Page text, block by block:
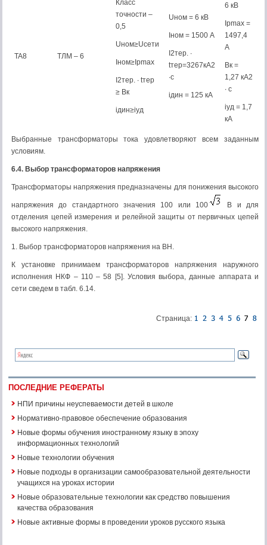
TA8 ТЛМ – 6
Класс
точности –
0,5
Uном≥Uсети
Iном≥Iрmax
I2тер. ∙ tтер
≥ Bк
iдин≥iуд
Uном = 6 кВ
Iном = 1500 А
I2тер. ∙
tтер=3267кА2
∙с
iдин = 125 кА
6 кВ
Iрmax =
1497,4
А
Bк =
1,27 кА2
∙ с
iуд = 1,7
кА
Выбранные трансформаторы тока удовлетворяют всем заданным
условиям.
6.4. Выбор трансформаторов напряжения
Трансформаторы напряжения предназначены для понижения высокого
напряжения до стандартного значения 100 или 100
В и для
отделения цепей измерения и релейной защиты от первичных цепей
высокого напряжения.
1. Выбор трансформаторов напряжения на ВН.
К установке принимаем трансформаторов напряжения наружного
исполнения НКФ – 110 – 58 [5]. Условия выбора, данные аппарата и
сети сведем в табл. 6.14.
Страница:
ПОСЛЕДНИЕ РЕФЕРАТЫ
НПИ причины неуспеваемости детей в школе
Нормативно-правовое обеспечение образования
Новые формы обучения иностранному языку в эпоху
информационных технологий
Новые технологии обучения
Новые подходы в организации самообразовательной деятельности
учащихся на уроках истории
Новые образовательные технологии как средство повышения
качества образования
Новые активные формы в проведении уроков русского языка